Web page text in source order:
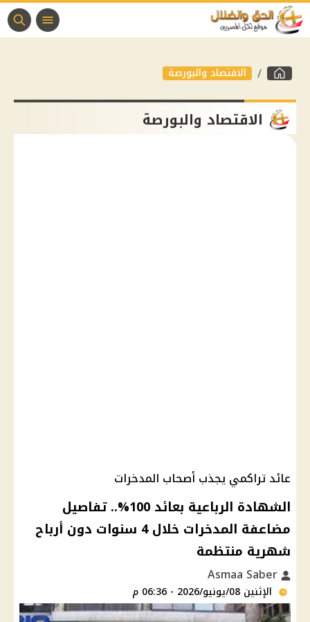
الاقتصاد والبورصة
الاقتصاد والبورصة
عائد تراكمي يجذب أصحاب المدخرات
الشهادة الرباعية بعائد 100%.. تفاصيل
مضاعفة المدخرات خلال 4 سنوات دون أرباح
شهرية منتظمة
الإثنين 08/يونيو/2026 - 06:36 م